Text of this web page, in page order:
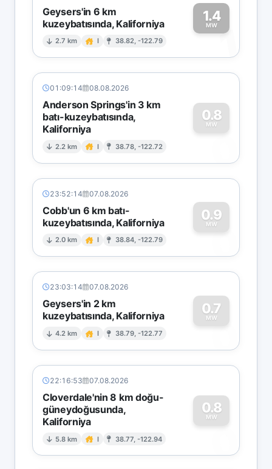
Geysers'in 6 km
kuzeybatısında, Kaliforniya
2.7 km I 38.82, -122.79
1.4
MW1
01:09:14 08.08.2026
Anderson Springs'in 3 km
batı-kuzeybatısında,
Kaliforniya
2.2 km I 38.78, -122.72
0.8
MW
0
23:52:14 07.08.2026
Cobb'un 6 km batı-
kuzeybatısında, Kaliforniya
2.0 km I 38.84, -122.79
0.9
MW
0
23:03:14 07.08.2026
Geysers'in 2 km
kuzeybatısında, Kaliforniya
4.2 km I 38.79, -122.77
0.7
MW
0
22:16:53 07.08.2026
Cloverdale'nin 8 km doğu-
güneydoğusunda,
Kaliforniya
5.8 km I 38.77, -122.94
0.8
MW
0